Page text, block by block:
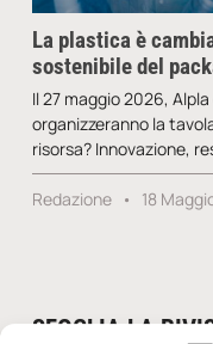
La plastica è
sostenibile del
Il 27 maggio 2026,
organizzeranno la
risorsa? Innovazione,
Redazione 18
SFOGLIA LA